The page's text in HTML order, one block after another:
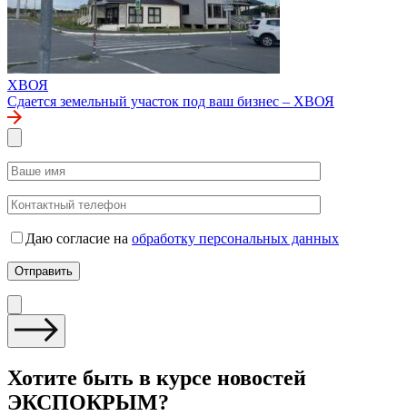
ХВОЯ
Сдается земельный участок под ваш бизнес – ХВОЯ
Даю согласие на обработку персональных данных
Хотите быть в курсе новостей
ЭКСПОКРЫМ?